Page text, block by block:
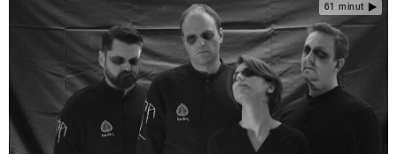
61 minut